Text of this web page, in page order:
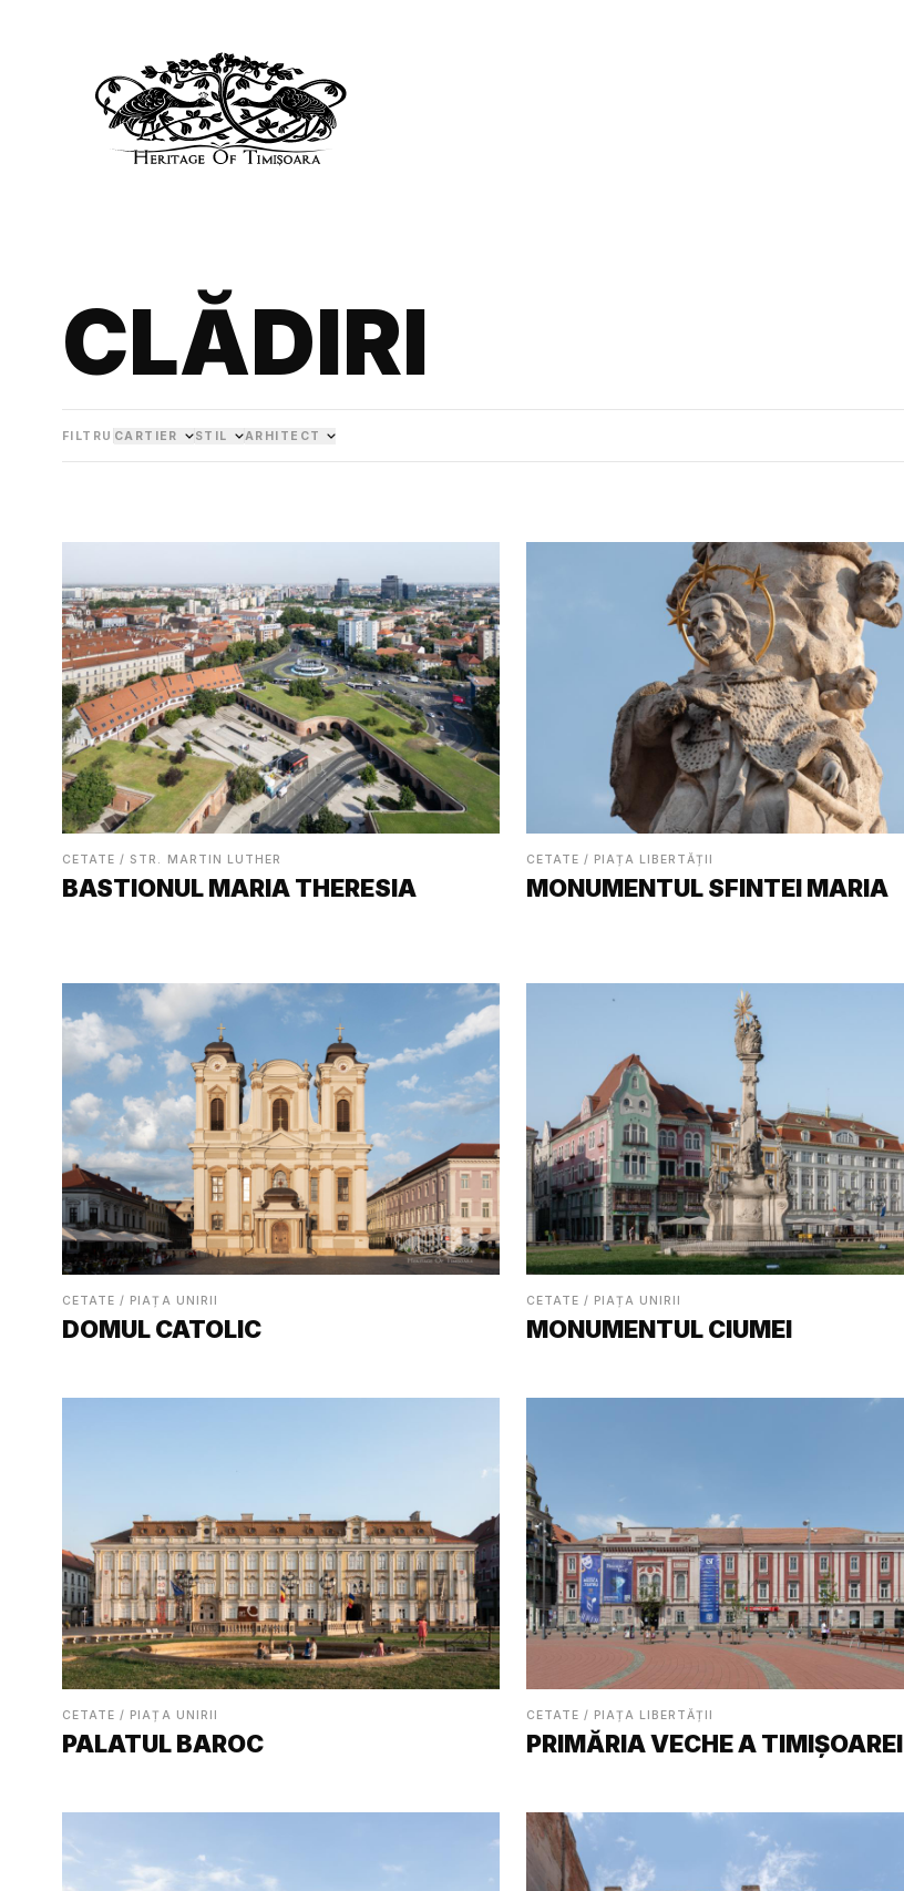
CLĂDIRI
FILTRU CARTIER STIL ARHITECT
CETATE / STR. MARTIN LUTHER
BASTIONUL MARIA THERESIA
CETATE / PIAȚA LIBERTĂȚII
MONUMENTUL SFINTEI MARIA
CETATE / PIAȚA UNIRII
DOMUL CATOLIC
CETATE / PIAȚA UNIRII
MONUMENTUL CIUMEI
CETATE / PIAȚA UNIRII
PALATUL BAROC
CETATE / PIAȚA LIBERTĂȚII
PRIMĂRIA VECHE A TIMIȘOAREI